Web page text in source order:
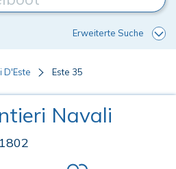
Erweiterte Suche
D'Este Este 35
Navali